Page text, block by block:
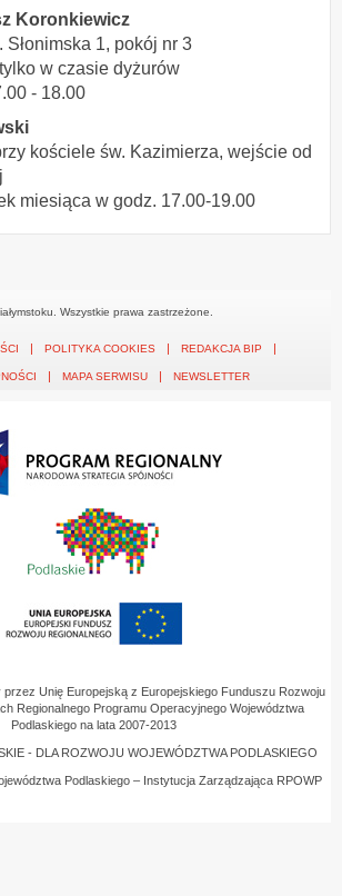
Koronkiewicz
1, pokój nr 3
w czasie dyżurów
- 18.00
kościele św. Kazimierza, wejście od
miesiąca w godz. 17.00-19.00
Wszystkie prawa zastrzeżone.
POLITYKA COOKIES REDAKCJA BIP
MAPA SERWISU NEWSLETTER
przez Unię Europejską z Europejskiego Funduszu Rozwoju
Regionalnego Programu Operacyjnego Województwa
Podlaskiego na lata 2007-2013
- DLA ROZWOJU WOJEWÓDZTWA PODLASKIEGO
Podlaskiego – Instytucja Zarządzająca RPOWP